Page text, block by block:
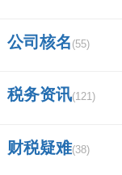
公司核名 (55)
税务资讯(121)
财税疑难(38)